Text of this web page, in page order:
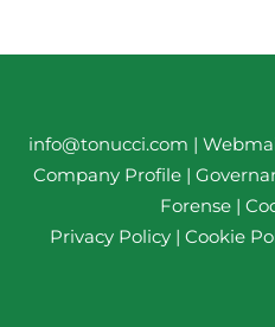
info@tonucci.com |
Company Profile|
Forense |
Privacy Policy | Cookie